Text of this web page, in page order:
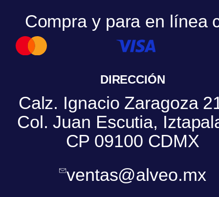
Compra y para en línea
DIRECCIÓN
Calz. Ignacio Zaragoza
Col. Juan Escutia,
CP 09100 CDMX
ventas@alveo.mx